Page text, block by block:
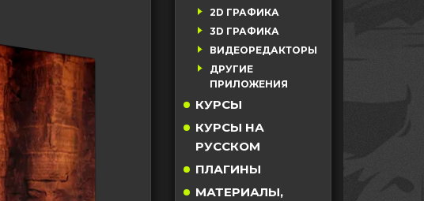
2D ГРАФИКА
3D ГРАФИКА
ВИДЕОРЕДАКТОРЫ
ДРУГИЕ
ПРИЛОЖЕНИЯ
КУРСЫ
КУРСЫ НА
РУССКОМ
ПЛАГИНЫ
МАТЕРИАЛЫ,